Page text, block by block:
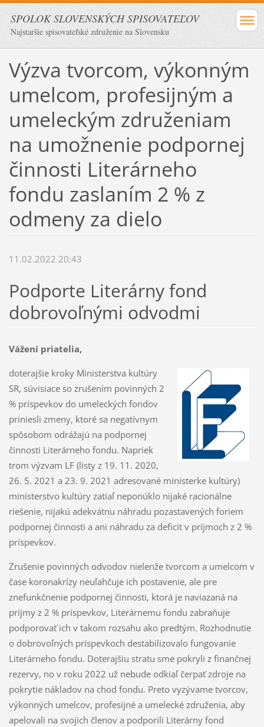
SPOLOK SLOVENSKÝCH SPISOVATEĽOV
Najstaršie spisovateľské združenie na Slovensku
Výzva tvorcom, výkonným
umelcom, profesijným a
umeleckým združeniam
na umožnenie podpornej
činnosti Literárneho
fondu zaslaním 2 % z
odmeny za dielo
11.02.2022 20:43
Podporte Literárny fond
dobrovoľnými odvodmi
Vážení priatelia,
doterajšie kroky Ministerstva kultúry
SR, súvisiace so zrušením povinných 2
% príspevkov do umeleckých fondov
priniesli zmeny, ktoré sa negatívnym
spôsobom odrážajú na podpornej
činnosti Literárneho fondu. Napriek
trom výzvam LF (listy z 19. 11. 2020,
26. 5. 2021 a 23. 9. 2021 adresované ministerke kultúry)
ministerstvo kultúry zatiaľ neponúklo nijaké racionálne
riešenie, nijakú adekvátnu náhradu pozastavených foriem
podpornej činnosti a ani náhradu za deficit v príjmoch z 2 %
príspevkov.
Zrušenie povinných odvodov nielenže tvorcom a umelcom v
čase koronakrízy neuľahčuje ich postavenie, ale pre
znefunkčnenie podpornej činnosti, ktorá je naviazaná na
príjmy z 2 % príspevkov, Literárnemu fondu zabraňuje
podporovať ich v takom rozsahu ako predtým. Rozhodnutie
o dobrovoľných príspevkoch destabilizovalo fungovanie
Literárneho fondu. Doterajšiu stratu sme pokryli z finančnej
rezervy, no v roku 2022 už nebude odkiaľ čerpať zdroje na
pokrytie nákladov na chod fondu. Preto vyzývame tvorcov,
výkonných umelcov, profesijné a umelecké združenia, aby
apelovali na svojich členov a podporili Literárny fond